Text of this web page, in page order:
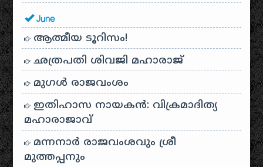
June
ആത്മീയ ടൂറിസം!
ഛത്രപതി ശിവജി മഹാരാജ്
മുഗൾ രാജവംശം
ഇതിഹാസ നായകൻ: വിക്രമാദിത്യ
മഹാരാജാവ്
മന്നനാർ രാജവംശവും ശ്രീ
മുത്തപ്പനും